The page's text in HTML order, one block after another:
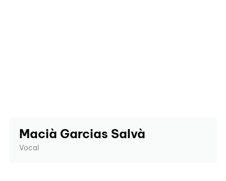
Macià Garcias Salvà
Vocal